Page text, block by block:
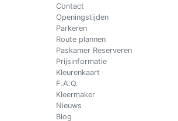
Contact
Openingstijden
Parkeren
Route plannen
Paskamer Reserveren
Prijsinformatie
Kleurenkaart
F.A.Q.
Kleermaker
Nieuws
Blog